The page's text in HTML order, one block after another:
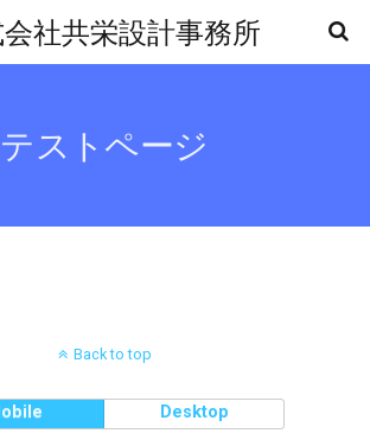
社共栄設計事務所
テストページ
Back to top
Desktop